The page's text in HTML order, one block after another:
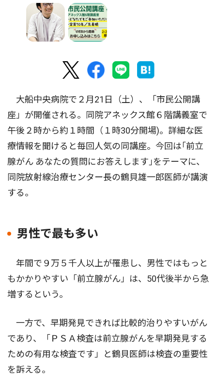
大船中央病院で２月21日（土）、「市民公開講
座」が開催される。同院アネックス館６階講義室で
午後２時から約１時間（１時30分開場)。詳細な医
療情報を聞けると毎回人気の同講座。今回は｢前立
腺がん あなたの質問にお答えします｣をテーマに、
同院放射線治療センター長の鶴貝雄一郎医師が講演
する。
男性で最も多い
年間で９万５千人以上が罹患し、男性ではもっと
もかかりやすい「前立腺がん」は、50代後半から急
増するという。
一方で、早期発見できれば比較的治りやすいがん
であり、「ＰＳＡ検査は前立腺がんを早期発見する
ための有用な検査です」と鶴貝医師は検査の重要性
を訴える。